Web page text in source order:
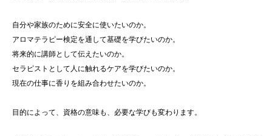
自分や家族のために安全に使いたいのか。
アロマテラピー検定を通して基礎を学びたいのか。
将来的に講師として伝えたいのか。
セラピストとして人に触れるケアを学びたいのか。
現在の仕事に香りを組み合わせたいのか。
目的によって、資格の意味も、必要な学びも変わります。